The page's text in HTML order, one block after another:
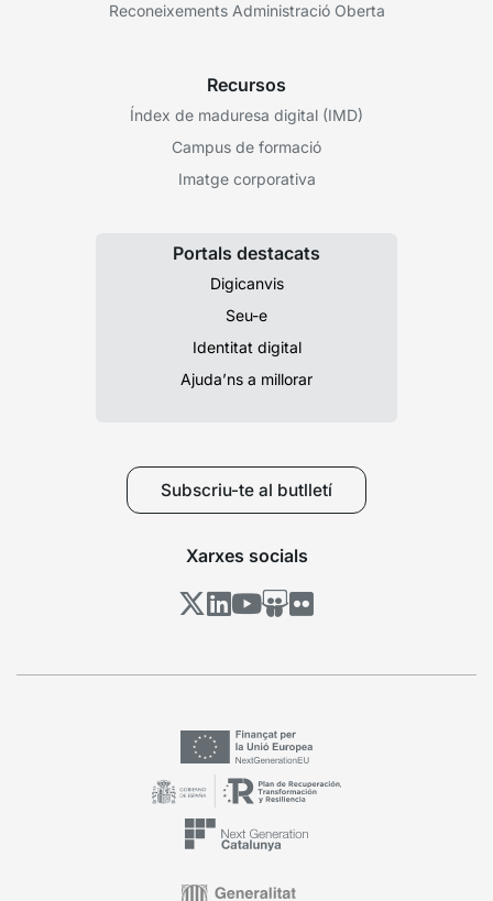
Reconeixements Administració Oberta
Recursos
Índex de maduresa digital (IMD)
Campus de formació
Imatge corporativa
Portals destacats
Digicanvis
Seu-e
Identitat digital
Ajuda’ns a millorar
Subscriu-te al butlletí
Xarxes socials